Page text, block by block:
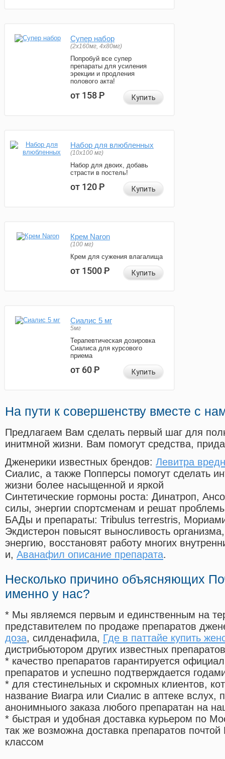
Супер набор
(2х160мг, 4х80мг)
Попробуй все супер
препараты для усиления
эрекции и продления
полового акта!
от 158Р Купить
Набор для влюбленных
(10х100 мг)
Набор для двоих, добавь
страсти в постель!
от 120Р Купить
Крем Naron
(100 мг)
Крем для сужения влагалища
от 1500Р Купить
Сиалис 5 мг
5мг
Терапевтическая дозировка
Сиалиса для курсового
приема
от 60Р Купить
На пути к совершенству вместе с
Предлагаем Вам сделать первый шаг для
инитмной жизни. Вам помогут средства,
Дженерики известных брендов: Левитра
Сиалис, а также Попперсы помогут сделать
жизни более насыщенной и яркой
Синтетические гормоны роста: Динатроп,
силы, энергии спортсменам и решат
БАДы и препараты: Tribulus terrestris,
Экдистерон повысят выносливость
энергию, восстановят работу многих
и, Аванафил описание препарата.
Несколько причино объясняющих
именно у нас?
* Мы являемся первым и единственным на
представителем по продаже препаратов
доза, силденафила, Где в паттайе купить
дистрибьютором других известных препаратов
* качество препаратов гарантируется
препаратов и успешно подтверждается
* для стестинельных и скромных клиентов,
название Виагра или Сиалис в аптеке вслух,
анонимныого заказа любого препаратан на
* быстрая и удобная доставка курьером по
так же возможна доставка препаратов
классом